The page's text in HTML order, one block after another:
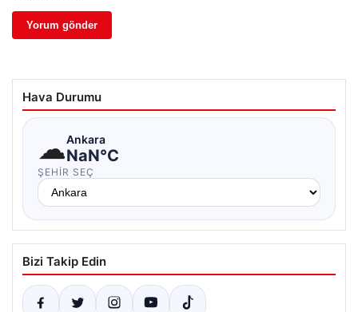
Hava Durumu
☁Ankara
NaN°C
ŞEHIR SEÇ
Bizi Takip Edin